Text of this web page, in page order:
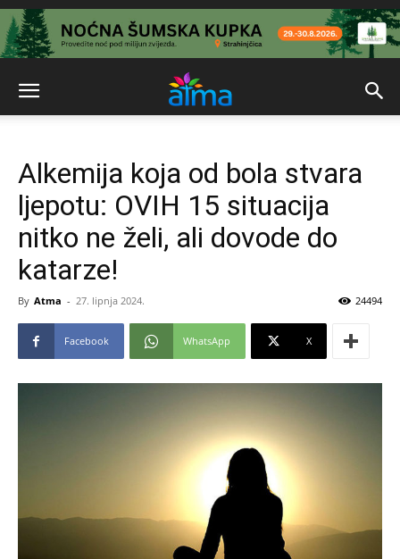
Alkemija koja od bola stvara
ljepotu: OVIH 15 situacija
nitko ne želi, ali dovode do
katarze!
By Atma - 27. lipnja 2024. 24494
Facebook WhatsApp X